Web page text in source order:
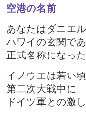
空港の名前
あなたはダニエ
ハワイの玄関で
正式名称になっ
イノウエは若い
第二次大戦中に
ドイツ軍との激